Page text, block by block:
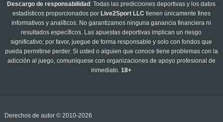
Descargo de responsabilidad : Todas las predicciones deportivas y los datos
estadísticos proporcionados por Live2Sport LLC tienen únicamente fines
informativos y analíticos. No garantizamos ninguna ganancia financiera ni
resultados específicos. Las apuestas deportivas implican un riesgo
significativo; por favor, juegue de forma responsable y solo con fondos que
pueda permitirse perder. Si usted o alguien que conoce tiene problemas con la
adicción al juego, comuníquese con organizaciones de apoyo profesional de
inmediato.18+
Derechos de autor © 2010-2026